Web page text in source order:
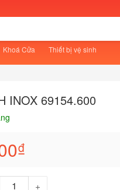
Khoá Cửa Thiết bị vệ sinh
INOX 69154.600
₫